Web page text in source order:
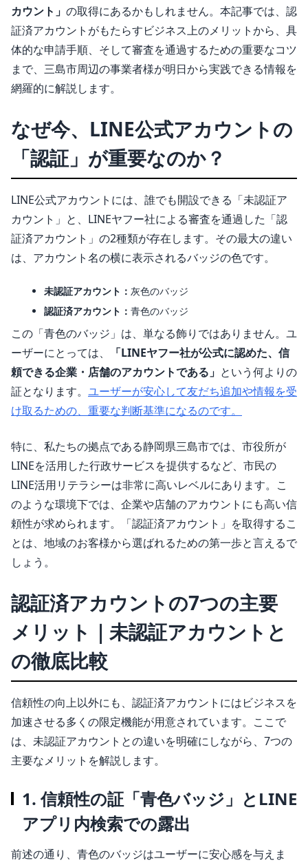
カウント」 の取得にあるかもしれません。本記事では、認
証済アカウントがもたらすビジネス上のメリットから、具
体的な申請手順、そして審査を通過するための重要なコツ
まで、三島市周辺の事業者様が明日から実践できる情報を
網羅的に解説します。
なぜ今、LINE公式アカウントの
「認証」が重要なのか？
LINE公式アカウントには、誰でも開設できる「未認証ア
カウント」と、LINEヤフー社による審査を通過した「認
証済アカウント」の2種類が存在します。その最大の違い
は、アカウント名の横に表示されるバッジの色です。
未認証アカウント： 灰色のバッジ
認証済アカウント： 青色のバッジ
この「青色のバッジ」は、単なる飾りではありません。ユ
ーザーにとっては、
「LINEヤフー社が公式に認めた、信
頼できる企業・店舗のアカウントである」 という何よりの
証となります。 ユーザーが安心して友だち追加や情報を受
け取るための、重要な判断基準になるのです。
特に、私たちの拠点である静岡県三島市では、市役所が
LINEを活用した行政サービスを提供するなど、市民の
LINE活用リテラシーは非常に高いレベルにあります。こ
のような環境下では、企業や店舗のアカウントにも高い信
頼性が求められます。「認証済アカウント」を取得するこ
とは、地域のお客様から選ばれるための第一歩と言えるで
しょう。
認証済アカウントの7つの主要
メリット｜未認証アカウントと
の徹底比較
信頼性の向上以外にも、認証済アカウントにはビジネスを
加速させる多くの限定機能が用意されています。ここで
は、未認証アカウントとの違いを明確にしながら、7つの
主要なメリットを解説します。
1. 信頼性の証「青色バッジ」とLINE
アプリ内検索での露出
前述の通り、青色のバッジはユーザーに安心感を与えま